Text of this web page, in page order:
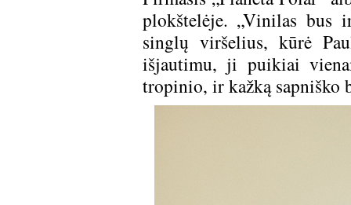
plokštelėje. „Vinilas bus
singlų viršelius, kūrė
išjautimu, ji puikiai
tropinio, ir kažką sapniško